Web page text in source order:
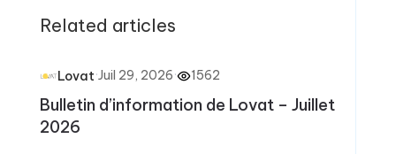
Related articles
Lovat·Juil 29, 2026· 1562
Bulletin d’information de Lovat – Juillet
2026